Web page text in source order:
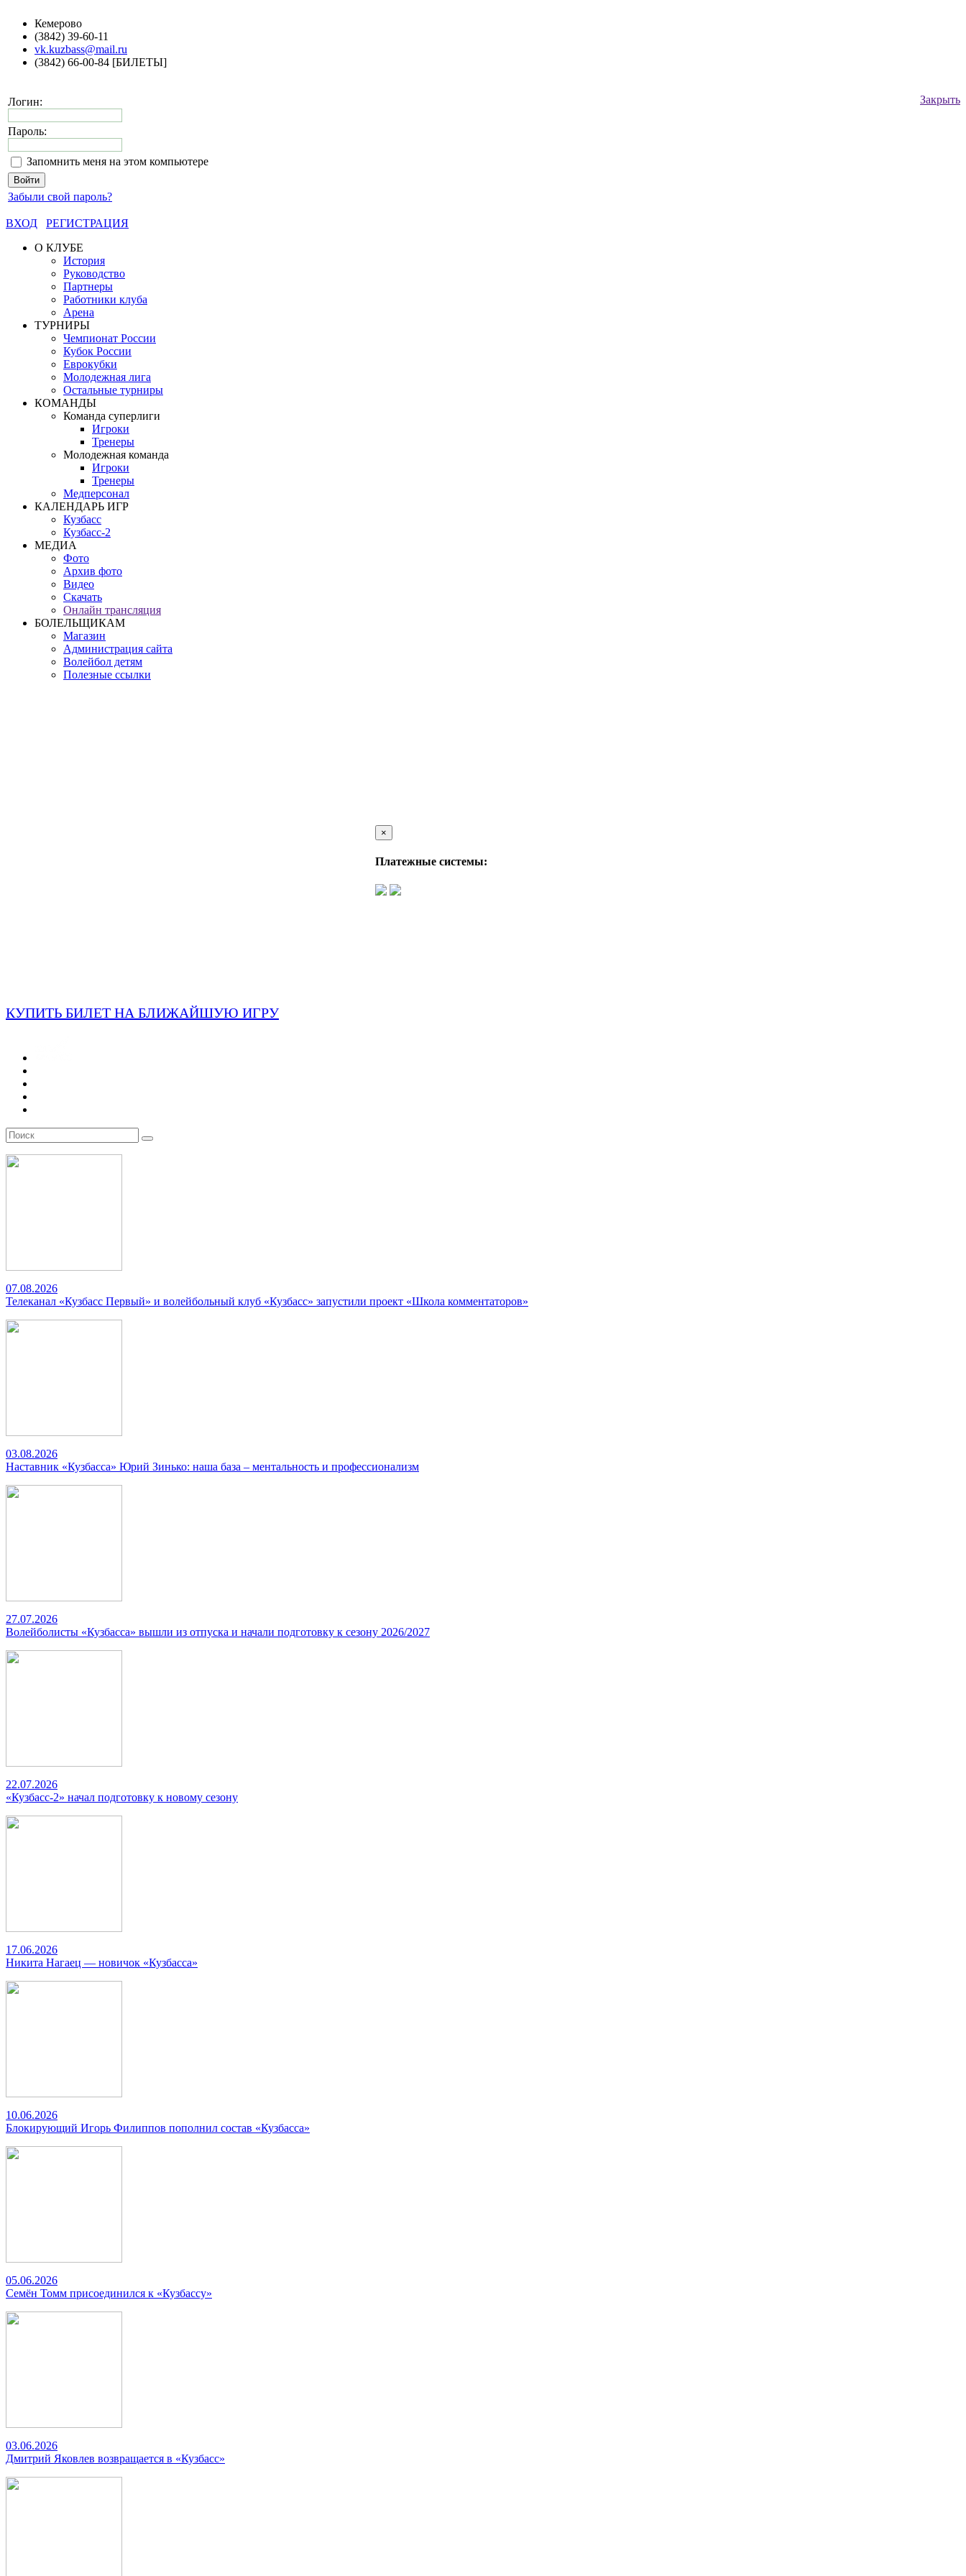
Кемерово
(3842) 39-60-11
vk.kuzbass@mail.ru
(3842) 66-00-84 [БИЛЕТЫ]
Закрыть
Логин:
Пароль:
Запомнить меня на этом компьютере
Забыли свой пароль?
ВХОД
РЕГИСТРАЦИЯ
О КЛУБЕ
История
Руководство
Партнеры
Работники клуба
Арена
ТУРНИРЫ
Чемпионат России
Кубок России
Еврокубки
Молодежная лига
Остальные турниры
КОМАНДЫ
Команда суперлиги
Игроки
Тренеры
Молодежная команда
Игроки
Тренеры
Медперсонал
КАЛЕНДАРЬ ИГР
Кузбасс
Кузбасс-2
МЕДИА
Фото
Архив фото
Видео
Скачать
Онлайн трансляция
БОЛЕЛЬЩИКАМ
Магазин
Администрация сайта
Волейбол детям
Полезные ссылки
×
Платежные системы:
КУПИТЬ БИЛЕТ НА БЛИЖАЙШУЮ ИГРУ
07.08.2026
Телеканал «Кузбасс Первый» и волейбольный клуб «Кузбасс» запустили проект «Школа комментаторов»
03.08.2026
Наставник «Кузбасса» Юрий Зинько: наша база – ментальность и профессионализм
27.07.2026
Волейболисты «Кузбасса» вышли из отпуска и начали подготовку к сезону 2026/2027
22.07.2026
«Кузбасс-2» начал подготовку к новому сезону
17.06.2026
Никита Нагаец — новичок «Кузбасса»
10.06.2026
Блокирующий Игорь Филиппов пополнил состав «Кузбасса»
05.06.2026
Семён Томм присоединился к «Кузбассу»
03.06.2026
Дмитрий Яковлев возвращается в «Кузбасс»